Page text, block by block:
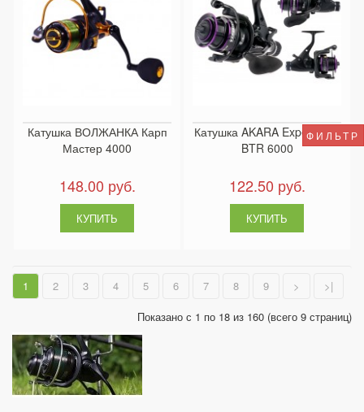
ФИЛЬТР
Катушка ВОЛЖАНКА Карп
Мастер 4000
148.00 руб.
Катушка AKARA Experience
BTR 6000
122.50 руб.
1 2 3 4 5 6 7 8 9 >
>|
Показано с 1 по 18 из 160 (всего 9 страниц)